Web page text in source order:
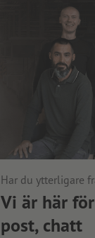
Har du ytterligare
Vi är här
post, chatt